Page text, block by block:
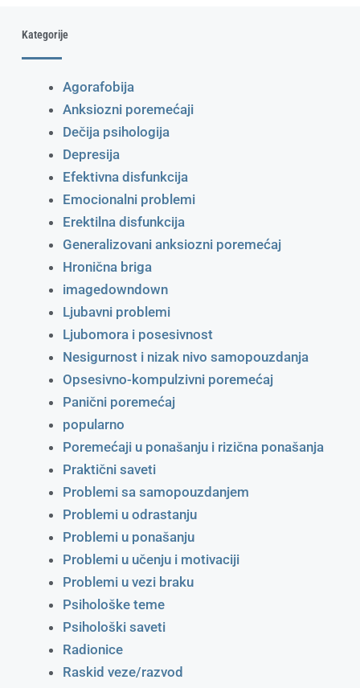
Kategorije
Agorafobija
Anksiozni poremećaji
Dečija psihologija
Depresija
Efektivna disfunkcija
Emocionalni problemi
Erektilna disfunkcija
Generalizovani anksiozni poremećaj
Hronična briga
imagedowndown
Ljubavni problemi
Ljubomora i posesivnost
Nesigurnost i nizak nivo samopouzdanja
Opsesivno-kompulzivni poremećaj
Panični poremećaj
popularno
Poremećaji u ponašanju i rizična ponašanja
Praktični saveti
Problemi sa samopouzdanjem
Problemi u odrastanju
Problemi u ponašanju
Problemi u učenju i motivaciji
Problemi u vezi braku
Psihološke teme
Psihološki saveti
Radionice
Raskid veze/razvod